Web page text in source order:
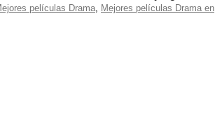
películas Drama, Mejores películas Drama en